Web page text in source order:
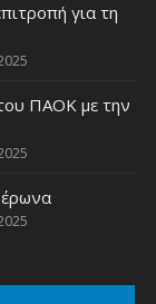
για τη
του ΠΑΟΚ με την